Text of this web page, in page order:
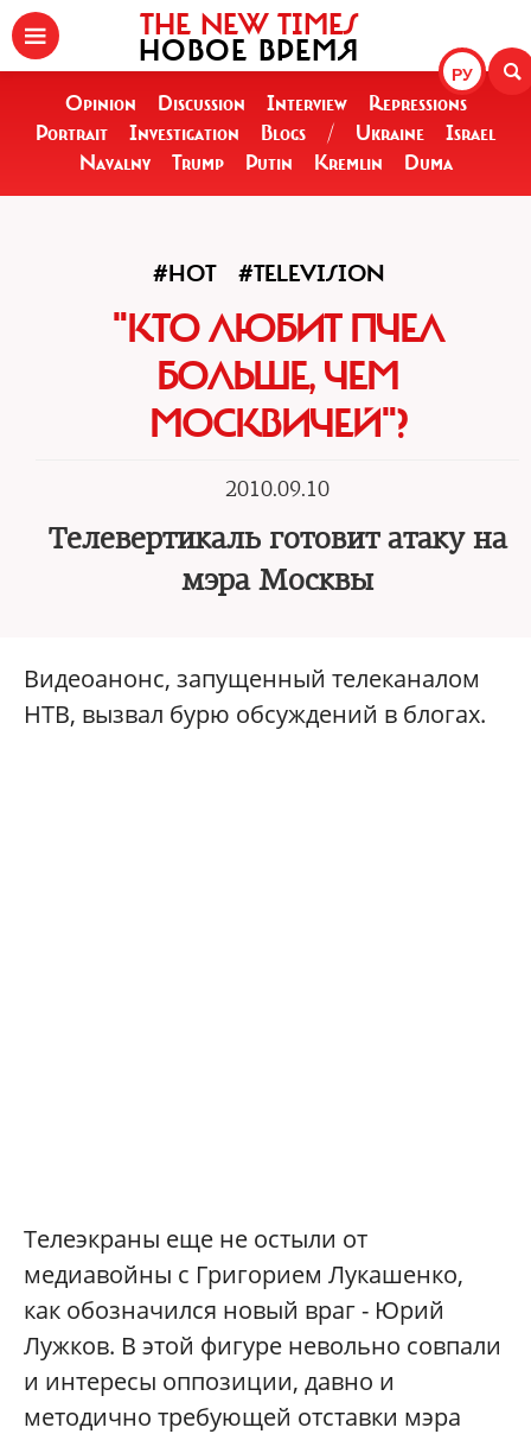
РУ
THE NEW TIMES
НОВОЕ ВРЕМЯ
Opinion Discussion Interview
Repressions
Portrait
Investigation Blogs / Ukraine
Israel
Navalny
Trump Putin Kremlin Duma
#HOT #TELEVISION
"КТО ЛЮБИТ ПЧЕЛ
БОЛЬШЕ, ЧЕМ
МОСКВИЧЕЙ"?
2010.09.10
Телевертикаль готовит атаку на
мэра Москвы
Видеоанонс, запущенный телеканалом
НТВ, вызвал бурю обсуждений в блогах.
Телеэкраны еще не остыли от
медиавойны с Григорием Лукашенко,
как обозначился новый враг - Юрий
Лужков. В этой фигуре невольно совпали
и интересы оппозиции, давно и
методично требующей отставки мэра